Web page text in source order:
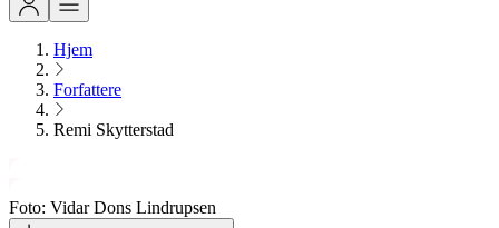
Hjem
Forfattere
Remi Skytterstad
Foto: Vidar Dons Lindrupsen